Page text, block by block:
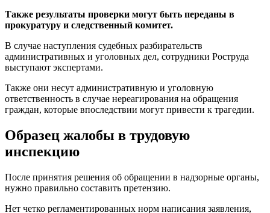
Также результаты проверки могут быть переданы в
прокуратуру и следственный комитет.
В случае наступления судебных разбирательств
административных и уголовных дел, сотрудники Роструда
выступают экспертами.
Также они несут административную и уголовную
ответственность в случае нереагирования на обращения
граждан, которые впоследствии могут привести к трагедии.
Образец жалобы в трудовую
инспекцию
После принятия решения об обращении в надзорные органы,
нужно правильно составить претензию.
Нет четко регламентированных норм написания заявления,